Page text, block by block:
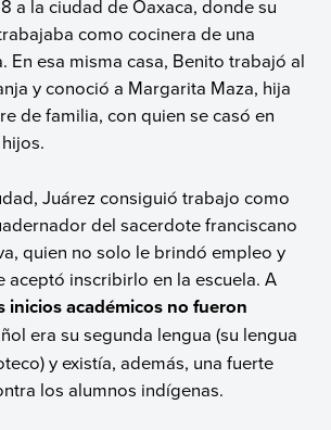
a la ciudad de Oaxaca, donde su
como cocinera de una
En esa misma casa, Benito trabajó al
y conoció a Margarita Maza, hija
de familia, con quien se casó en
Juárez consiguió trabajo como
del sacerdote franciscano
quien no solo le brindó empleo y
aceptó inscribirlo en la escuela. A
inicios académicos no fueron
era su segunda lengua (su lengua
y existía, además, una fuerte
los alumnos indígenas.